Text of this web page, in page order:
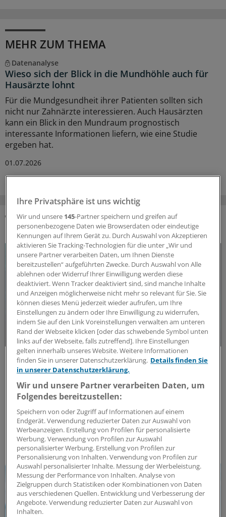
MEHR ZUM THEMA
Datenanalyse
Wieso sich der Blick in die Mundhöhle auch für
Hausärzte lohnt
Für die Mundgesundheit ihrer Patienten sollten sich
nicht nur Zahnärzte interessieren. Auch Hausärzten
kann ein Blick in den Mundraum prognostisch
interessante Informationen liefern, wie eine Studie
ergeben hat.
01.07.2026
DAS KÖNNTE SIE AUCH INTERESSIEREN
Update MS
Update Multiple Sklerose: Aktuelle
Erkenntnisse und Entwicklungen
Multiple Sklerose (MS) kann weitreichende
Fähigkeiten haben. Aktuelle Erkenntnisse eröffnen
neue Perspektiven auf die Versorgung der Patienten.
ANZEIGE|Merck Healthcare Germany GmbH
Ihre Privatsphäre ist uns wichtig
Wir und unsere 145-Partner speichern und greifen auf
personenbezogene Daten wie Browserdaten oder eindeutige
Kennungen auf Ihrem Gerät zu. Durch Auswahl von Akzeptieren
aktivieren Sie Tracking-Technologien für die unter „Wir und
unsere Partner verarbeiten Daten, um Ihnen Dienste
bereitzustellen“ aufgeführten Zwecke. Durch Auswahl von Alle
ablehnen oder Widerruf Ihrer Einwilligung werden diese
deaktiviert. Wenn Tracker deaktiviert sind, sind manche Inhalte
und Anzeigen möglicherweise nicht mehr so relevant für Sie. Sie
können dieses Menü jederzeit wieder aufrufen, um Ihre
Einstellungen zu ändern oder Ihre Einwilligung zu widerrufen,
indem Sie auf den Link Voreinstellungen verwalten am unteren
Rand der Webseite klicken [oder das schwebende Symbol unten
links auf der Webseite, falls zutreffend]. Ihre Einstellungen
gelten innerhalb unseres Website. Weitere Informationen
finden Sie in unserer Datenschutzerklärung. Details finden Sie
in unserer Datenschutzerklärung.
Wir und unsere Partner verarbeiten Daten, um
Folgendes bereitzustellen:
Speichern von oder Zugriff auf Informationen auf einem
Endgerät. Verwendung reduzierter Daten zur Auswahl von
Werbeanzeigen. Erstellung von Profilen für personalisierte
Werbung. Verwendung von Profilen zur Auswahl
personalisierter Werbung. Erstellung von Profilen zur
Personalisierung von Inhalten. Verwendung von Profilen zur
Auswahl personalisierter Inhalte. Messung der Werbeleistung.
Messung der Performance von Inhalten. Analyse von
Zielgruppen durch Statistiken oder Kombinationen von Daten
aus verschiedenen Quellen. Entwicklung und Verbesserung der
Angebote. Verwendung reduzierter Daten zur Auswahl von
Inhalten.